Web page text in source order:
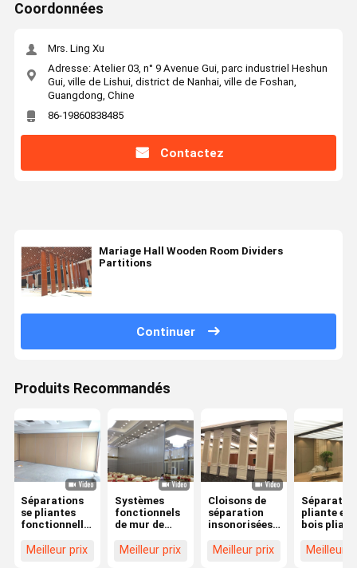
Coordonnées
Mrs. Ling Xu
Adresse: Atelier 03, n° 9 Avenue Gui, parc industriel Heshun
Gui, ville de Lishui, district de Nanhai, ville de Foshan,
Guangdong, Chine
86-19860838485
Contactez
Mariage Hall Wooden Room Dividers
Partitions
Continuer
Produits Recommandés
Séparations
se pliantes
fonctionnelles
de panneau
Meilleur prix
Systèmes
fonctionnels
de mur de
Fold Partition
Meilleur prix
Cloisons de
séparation
insonorisées
actionnées
Meilleur prix
pliante en
bois
actionnée
Meilleur